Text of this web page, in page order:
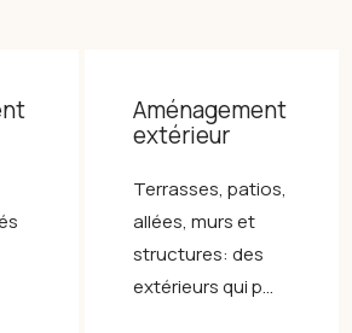
Aménagement
extérieur
Terrasses, patios,
allées, murs et
structures: des
extérieurs qui p...